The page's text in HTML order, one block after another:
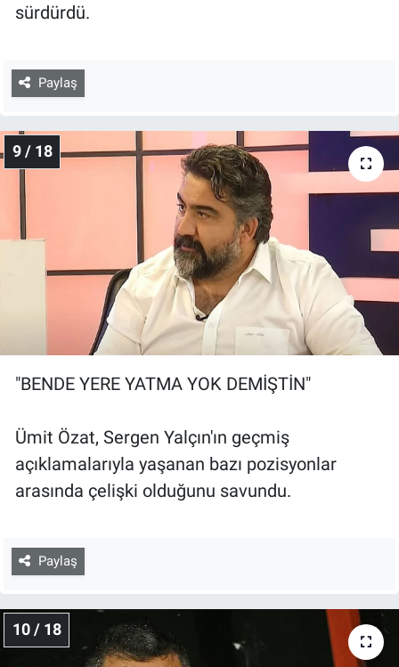
sürdürdü.
Paylaş
9 / 18
"BENDE YERE YATMA YOK DEMİŞTİN"
Ümit Özat, Sergen Yalçın'ın geçmiş
açıklamalarıyla yaşanan bazı pozisyonlar
arasında çelişki olduğunu savundu.
Paylaş
10 / 18